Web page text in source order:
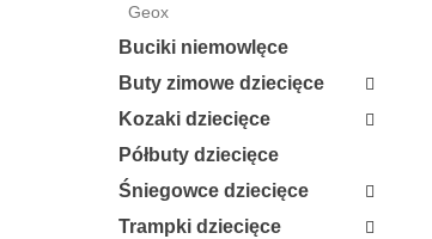
Geox
Buciki niemowlęce
Buty zimowe dziecięce
Kozaki dziecięce
Półbuty dziecięce
Śniegowce dziecięce
Trampki dziecięce